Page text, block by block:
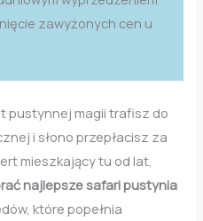
zawyżonych cen u
pustynnej magii trafisz do
i słono przepłacisz za
mieszkający tu od lat,
najlepsze safari pustynia
które popełnia